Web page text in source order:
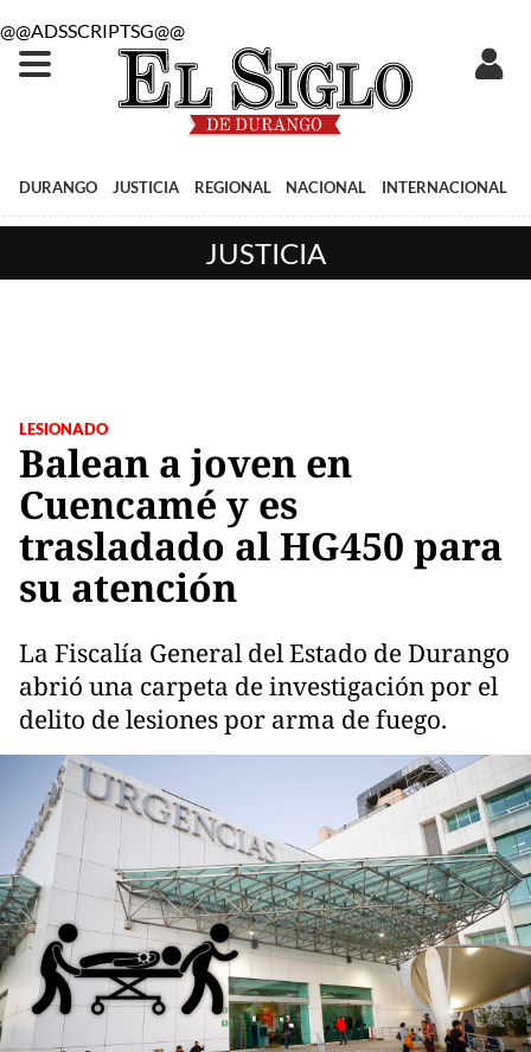
@@ADSSCRIPTSG@@
DURANGO JUSTICIA REGIONAL NACIONAL INTERNACIONAL
JUSTICIA
LESIONADO
Balean a joven en
Cuencamé y es
trasladado al HG450 para
su atención
La Fiscalía General del Estado de Durango
abrió una carpeta de investigación por el
delito de lesiones por arma de fuego.